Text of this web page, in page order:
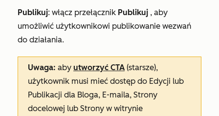
Publikuj: włącz przełącznik Publikuj , aby
umożliwić użytkownikowi publikowanie wezwań
do działania.
Uwaga: aby utworzyć CTA (starsze),
użytkownik musi mieć dostęp do Edycji lub
Publikacji dla Bloga, E-maila, Strony
docelowej lub Strony w witrynie